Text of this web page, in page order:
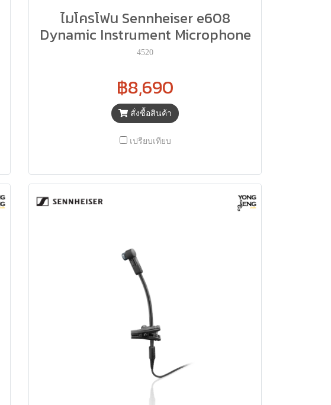
ไมโครโฟน Sennheiser e608
Dynamic Instrument Microphone
4520
฿8,690
สั่งซื้อสินค้า
เปรียบเทียบ